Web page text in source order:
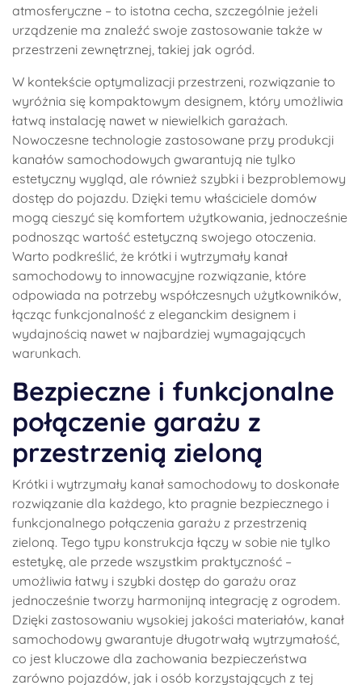
atmosferyczne – to istotna cecha, szczególnie jeżeli
urządzenie ma znaleźć swoje zastosowanie także w
przestrzeni zewnętrznej, takiej jak ogród.
W kontekście optymalizacji przestrzeni, rozwiązanie to
wyróżnia się kompaktowym designem, który umożliwia
łatwą instalację nawet w niewielkich garażach.
Nowoczesne technologie zastosowane przy produkcji
kanałów samochodowych gwarantują nie tylko
estetyczny wygląd, ale również szybki i bezproblemowy
dostęp do pojazdu. Dzięki temu właściciele domów
mogą cieszyć się komfortem użytkowania, jednocześnie
podnosząc wartość estetyczną swojego otoczenia.
Warto podkreślić, że krótki i wytrzymały kanał
samochodowy to innowacyjne rozwiązanie, które
odpowiada na potrzeby współczesnych użytkowników,
łącząc funkcjonalność z eleganckim designem i
wydajnością nawet w najbardziej wymagających
warunkach.
Bezpieczne i funkcjonalne
połączenie garażu z
przestrzenią zieloną
Krótki i wytrzymały kanał samochodowy to doskonałe
rozwiązanie dla każdego, kto pragnie bezpiecznego i
funkcjonalnego połączenia garażu z przestrzenią
zieloną. Tego typu konstrukcja łączy w sobie nie tylko
estetykę, ale przede wszystkim praktyczność –
umożliwia łatwy i szybki dostęp do garażu oraz
jednocześnie tworzy harmonijną integrację z ogrodem.
Dzięki zastosowaniu wysokiej jakości materiałów, kanał
samochodowy gwarantuje długotrwałą wytrzymałość,
co jest kluczowe dla zachowania bezpieczeństwa
zarówno pojazdów, jak i osób korzystających z tej